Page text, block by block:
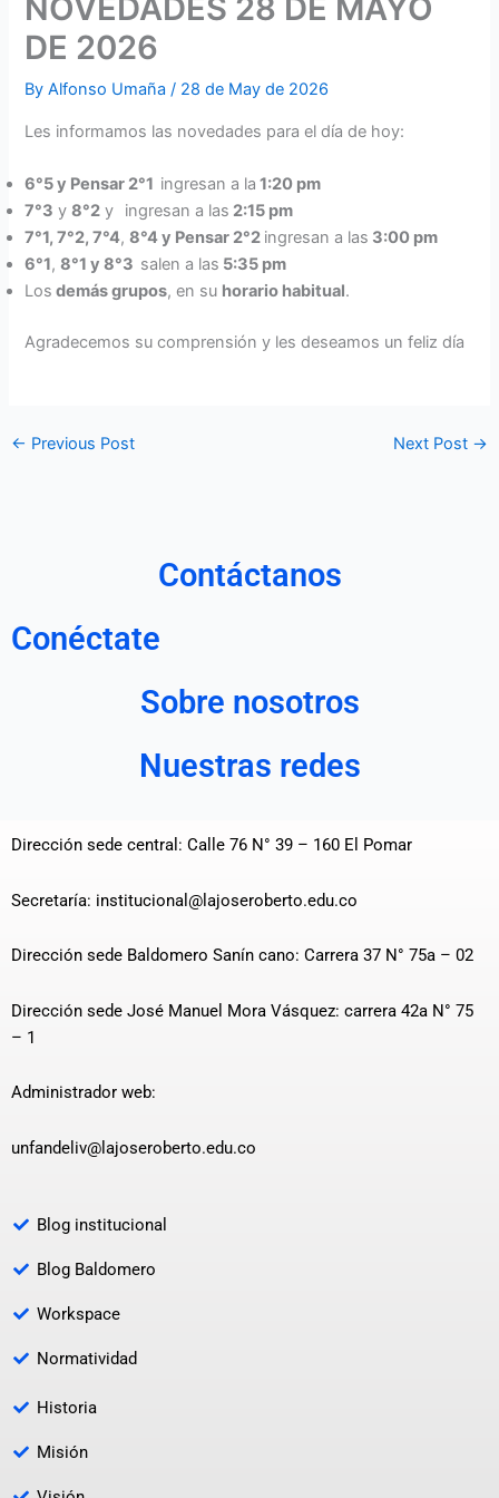
NOVEDADES 28 DE MAYO
DE 2026
ByAlfonso Umaña/ 28 de May de 2026
Les informamos las novedades para el día de hoy:
6°5 y Pensar 2°1 ingresan a la 1:20 pm
7°3 y8°2 y ingresan a las 2:15 pm
7°1, 7°2, 7°4,8°4 y Pensar 2°2 ingresan a las 3:00 pm
6°1,8°1 y 8°3 salen a las 5:35 pm
Los demás grupos, en su horario habitual.
Agradecemos su comprensión y les deseamos un feliz día
← Previous Post Next Post →
Contáctanos
Conéctate
Sobre nosotros
Nuestras redes
Dirección sede central: Calle 76 N° 39 – 160 El Pomar
Secretaría: institucional@lajoseroberto.edu.co
Dirección sede Baldomero Sanín cano: Carrera 37 N° 75a – 02
Dirección sede José Manuel Mora Vásquez: carrera 42a N° 75
– 1
Administrador web:
unfandeliv@lajoseroberto.edu.co
Blog institucional
Blog Baldomero
Workspace
Normatividad
Historia
Misión